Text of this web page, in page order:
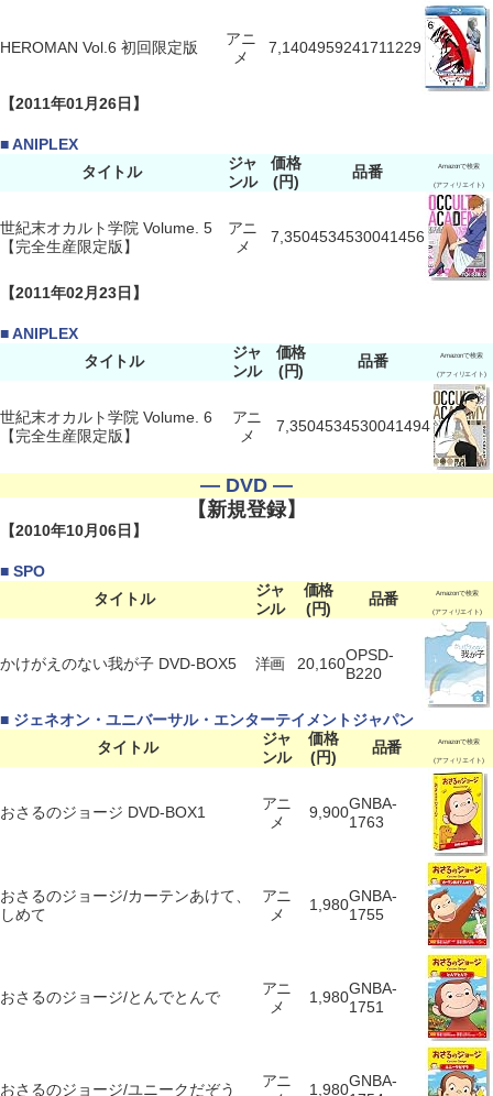
HEROMAN Vol.6 初回限定版
アニ
メ
7,1404959241711229
【2011年01月26日】
■ ANIPLEX
タイトル
ジャ
ンル
価格
(円)
品番 Amazonで検索
(アフィリエイト)
世紀末オカルト学院 Volume. 5
【完全生産限定版】
アニ
メ
7,3504534530041456
【2011年02月23日】
■ ANIPLEX
タイトル
ジャ
ンル
価格
(円)
品番 Amazonで検索
(アフィリエイト)
世紀末オカルト学院 Volume. 6
【完全生産限定版】
アニ
メ
7,3504534530041494
― DVD ―
【新規登録】
【2010年10月06日】
■ SPO
タイトル
ジャ
ンル
価格
(円)
品番 Amazonで検索
(アフィリエイト)
かけがえのない我が子 DVD-BOX5 洋画 20,160OPSD-
B220
■ ジェネオン・ユニバーサル・エンターテイメントジャパン
タイトル
ジャ
ンル
価格
(円)
品番 Amazonで検索
(アフィリエイト)
おさるのジョージ DVD-BOX1
アニ
メ
9,900GNBA-
1763
おさるのジョージ/カーテンあけて、
しめて
アニ
メ
1,980GNBA-
1755
おさるのジョージ/とんでとんで
アニ
メ
1,980GNBA-
1751
おさるのジョージ/ユニークだぞう
アニ
1,980GNBA-